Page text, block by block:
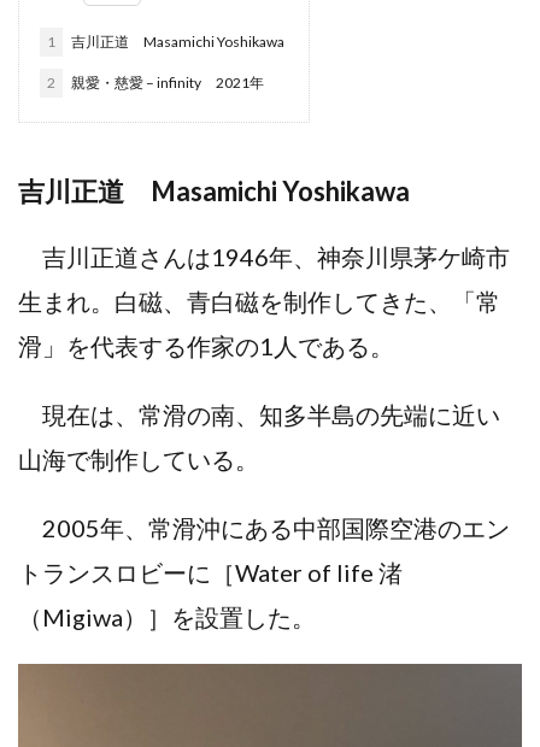
1 吉川正道 Masamichi Yoshikawa
2 親愛・慈愛 – infinity 2021年
吉川正道 Masamichi Yoshikawa
吉川正道さんは1946年、神奈川県茅ケ崎市
生まれ。白磁、青白磁を制作してきた、「常
滑」を代表する作家の1人である。
現在は、常滑の南、知多半島の先端に近い
山海で制作している。
2005年、常滑沖にある中部国際空港のエン
トランスロビーに［Water of life 渚
（Migiwa）］を設置した。